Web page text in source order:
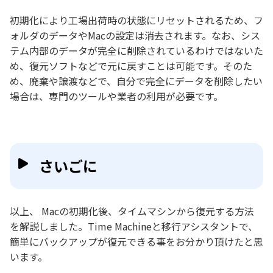
初期化により工場出荷時の状態にリセットされるため、フ
ォルダのデータやMacの設定は消去されます。なお、シス
テム内部のデータが完全に削除されているわけではないた
め、復元ソフトなどで元に戻すことは可能です。そのた
め、廃棄や譲渡などで、自分で完全にデータを削除したい
場合は、専門のツールや業者の利用が必要です。
さいごに
以上、 Macの初期化後、タイムマシンから復元する方法
を解説しました。Time Machineと移行アシスタントで、
簡単にバックアップが復元できる事をお分かり頂けたと思
います。